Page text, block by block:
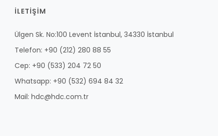
İLETİŞİM
Ülgen Sk. No:100 Levent İstanbul, 34330 İstanbul
Telefon: +90 (212) 280 88 55
Cep: +90 (533) 204 72 50
Whatsapp: +90 (532) 694 84 32
Mail: hdc@hdc.com.tr